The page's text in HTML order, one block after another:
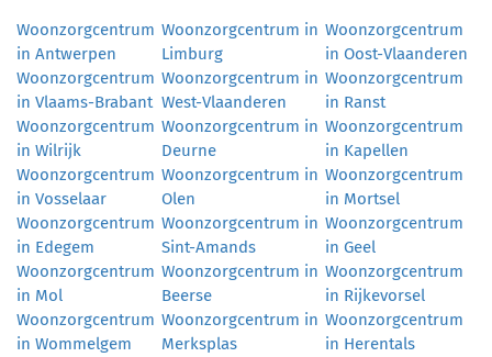
Woonzorgcentrum
in Antwerpen
Woonzorgcentrum in
Limburg
Woonzorgcentrum
in Oost-Vlaanderen
Woonzorgcentrum
in Vlaams-Brabant
Woonzorgcentrum in
West-Vlaanderen
Woonzorgcentrum
in Ranst
Woonzorgcentrum
in Wilrijk
Woonzorgcentrum in
Deurne
Woonzorgcentrum
in Kapellen
Woonzorgcentrum
in Vosselaar
Woonzorgcentrum in
Olen
Woonzorgcentrum
in Mortsel
Woonzorgcentrum
in Edegem
Woonzorgcentrum in
Sint-Amands
Woonzorgcentrum
in Geel
Woonzorgcentrum
in Mol
Woonzorgcentrum in
Beerse
Woonzorgcentrum
in Rijkevorsel
Woonzorgcentrum
in Wommelgem
Woonzorgcentrum in
Merksplas
Woonzorgcentrum
in Herentals